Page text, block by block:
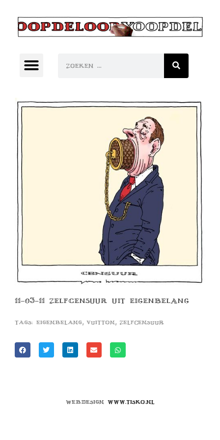
11-03-11 ZELFCENSUUR UIT EIGENBELANG
Tags: eigenbelang, vuitton, zelfcensuur
Webdesign www.tisko.nl